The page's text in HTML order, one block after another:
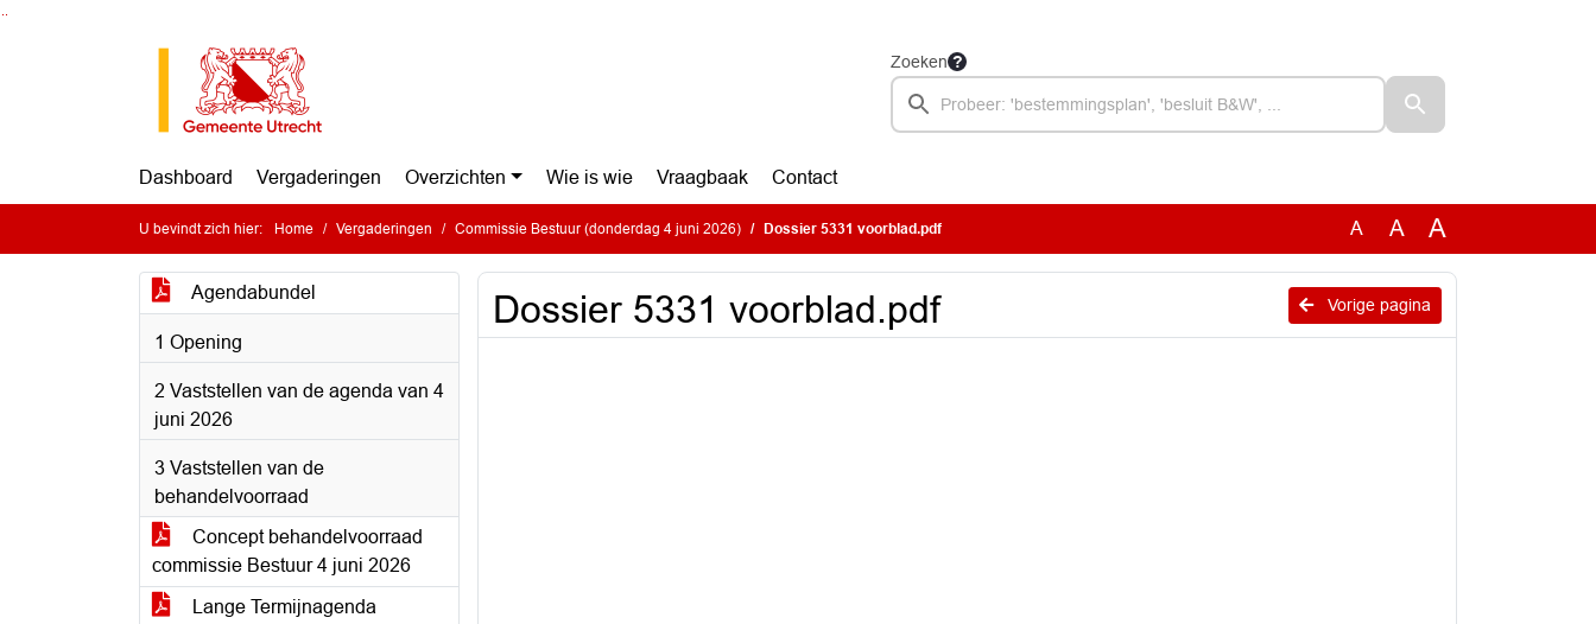
Zoeken
Dashboard Vergaderingen Overzichten Wie is wie Vraagbaak Contact
U bevindt zich hier: Home Vergaderingen Commissie Bestuur (donderdag 4 juni 2026) Dossier 5331 voorblad.pdf A A A
Agendabundel
1 Opening
2 Vaststellen van de agenda van 4
juni 2026
3 Vaststellen van de
behandelvoorraad
Concept behandelvoorraad
commissie Bestuur 4 juni 2026
Lange Termijnagenda
Vorige pagina
Dossier 5331 voorblad.pdf